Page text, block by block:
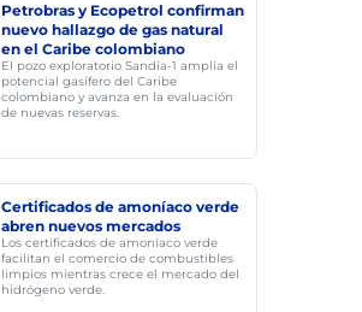
Petrobras y Ecopetrol confirman
nuevo hallazgo de gas natural
en el Caribe colombiano
El pozo exploratorio Sandía-1 amplía el
potencial gasífero del Caribe
colombiano y avanza en la evaluación
de nuevas reservas.
Certificados de amoníaco verde
abren nuevos mercados
Los certificados de amoníaco verde
facilitan el comercio de combustibles
limpios mientras crece el mercado del
hidrógeno verde.